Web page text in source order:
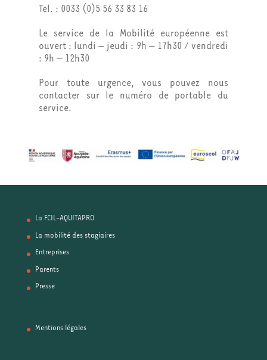
Tel. : 0033 (0)5 56 33 83 16
Le service de la Mobilité européenne est
ouvert : lundi – jeudi : 9h – 17h30 / vendredi
: 9h – 12h30
Pour toute urgence, vous pouvez nous
contacter sur le numéro de portable du
service.
La FCIL-AQUITAPRO
La mobilité des stagiaires
Entreprises
Parents
Presse
Mentions légales